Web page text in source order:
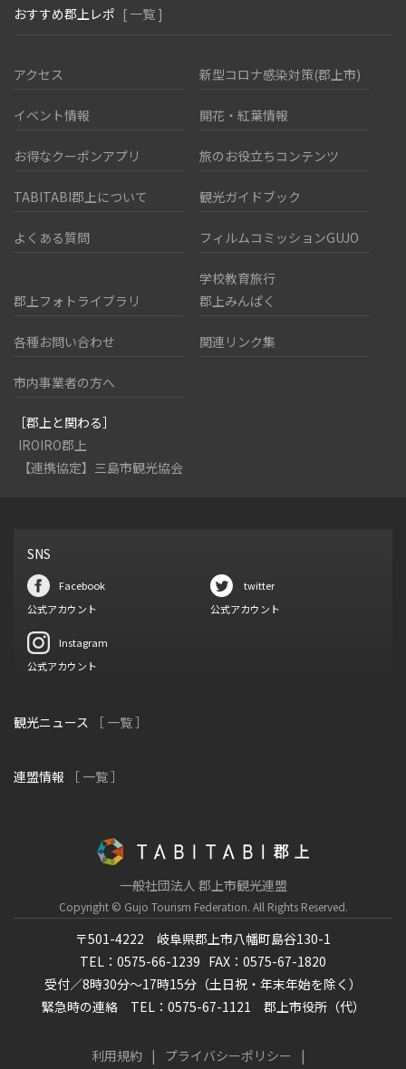
おすすめ郡上レポ [ 一覧 ]
アクセス 新型コロナ感染対策(郡上市)
イベント情報 開花・紅葉情報
お得なクーポンアプリ 旅のお役立ちコンテンツ
TABITABI郡上について 観光ガイドブック
よくある質問 フィルムコミッションGUJO
郡上フォトライブラリ
学校教育旅行
郡上みんぱく
各種お問い合わせ 関連リンク集
市内事業者の方へ
［郡上と関わる］
IROIRO郡上
【連携協定】三島市観光協会
SNS
Facebook
公式アカウント
twitter
公式アカウント
Instagram
公式アカウント
観光ニュース ［ 一覧 ］
連盟情報 ［ 一覧 ］
一般社団法人 郡上市観光連盟
Copyright © Gujo Tourism Federation. All Rights Reserved.
〒501-4222 岐阜県郡上市八幡町島谷130-1
TEL：0575-66-1239 FAX：0575-67-1820
受付／8時30分～17時15分（土日祝・年末年始を除く）
緊急時の連絡 TEL：0575-67-1121 郡上市役所（代）
利用規約 プライバシーポリシー